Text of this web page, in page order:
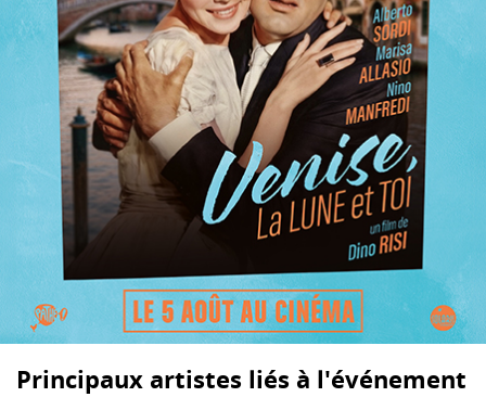
Principaux artistes liés à l'événement